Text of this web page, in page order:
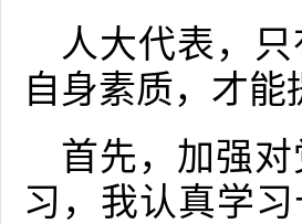
人大代表，
自身素质，才
首先，加强
习，我认真学